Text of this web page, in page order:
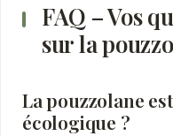
FAQ – Vos
sur la
La pouzzolane
écologique ?